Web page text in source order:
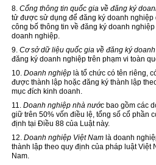
8.Cổng thông tin quốc gia về đăng ký
tử được sử dụng để đăng ký doanh nghiệp
công bố thông tin về đăng ký doanh
doanh nghiệp.
9.Cơ sở dữ liệu quốc gia về đăng ký
đăng ký doanh nghiệp trên phạm vi toàn
10.Doanh nghiệp là tổ chức có tên riêng,
được thành lập hoặc đăng ký thành lập
mục đích kinh doanh.
11.Doanh nghiệp nhà nước bao gồm các
giữ trên 50% vốn điều lệ, tổng số cổ phần
định tại Điều 88 của Luật này.
12.Doanh nghiệp Việt Nam là doanh
thành lập theo quy định của pháp luật Việt
Nam.